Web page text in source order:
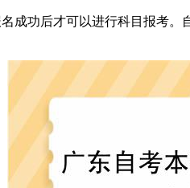
功后才可以进行科目报考。